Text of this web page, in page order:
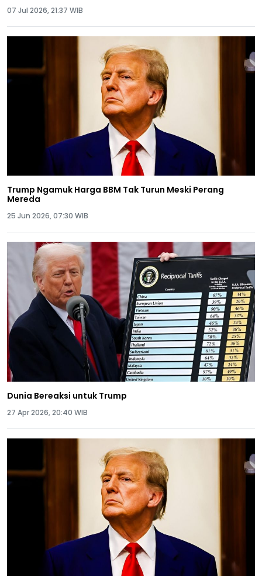
07 Jul 2026, 21:37 WIB
Trump Ngamuk Harga BBM Tak Turun Meski Perang
Mereda
25 Jun 2026, 07:30 WIB
Dunia Bereaksi untuk Trump
27 Apr 2026, 20:40 WIB